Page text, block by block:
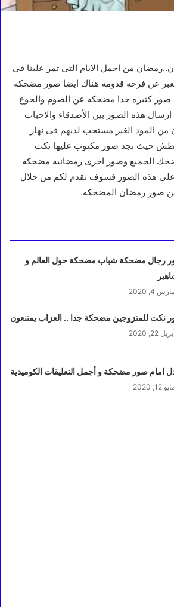
من اجمل الايام التى تمر علينا فى
عن فرحه قدومه هناك ايضا صور مضحكه
كثيره جدا مضحكه عن الصوم والجوع
هذه الصور بين الأصدقاء والاحباب
المود الغير مستحب لديهم فى نهار
حيث نجد صور مكتوب عليها نكت
الجميع وصور اخرى رمضانيه مضحكه
على هذه الصور فسوف تقدم لكم من خلال
من صور رمضان المضحكه.
رجال مضحكة شباب مضحكة حول العالم و
4, 2020
نكت للمتزوجين مضحكة جدا .. العزاب يمتنعون
22, 2020
امام صور مضحكة و أجمل التعليقات الكوميدية
12, 2020